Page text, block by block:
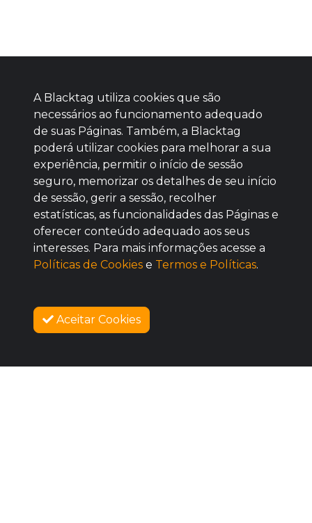
Baixe agora nosso app
SOBRE NÓS
A Blacktag utiliza cookies que são
necessários ao funcionamento adequado
de suas Páginas. Também, a Blacktag
poderá utilizar cookies para melhorar a sua
experiência, permitir o início de sessão
seguro, memorizar os detalhes de seu início
de sessão, gerir a sessão, recolher
estatísticas, as funcionalidades das Páginas e
oferecer conteúdo adequado aos seus
interesses. Para mais informações acesse a
Políticas de Cookies e Termos e Políticas.
Aceitar Cookies